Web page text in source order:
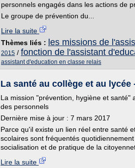
personnels engagés dans les actions de
Le groupe de prévention du...
Lire la suite
Thèmes liés : les missions de
2015 / fonction de l'assistant
assistant d'education en classe relais
La santé au collège et au lycée
La mission "prévention, hygiène et
des personnels
Dernière mise à jour : 7 mars 2017
Parce qu'il existe un lien réel entre santé
scolaires sont fréquentés
socialisation et de pratique de la
Lire la suite